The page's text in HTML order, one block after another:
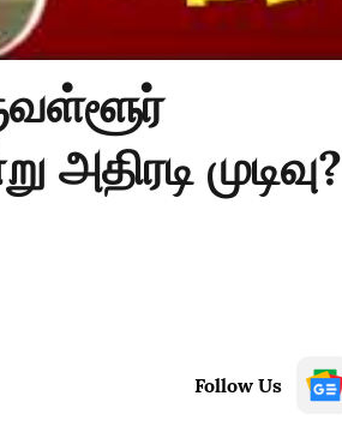
முடிவு?
Follow Us